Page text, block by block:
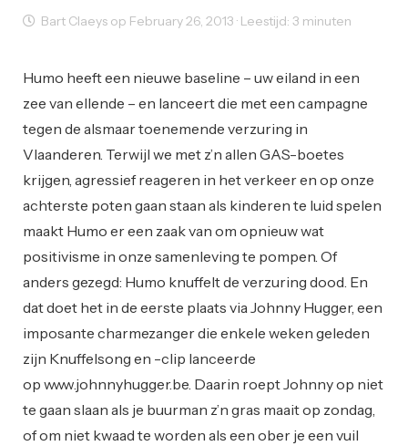
Bart Claeys op February 26, 2013 · Leestijd: 3 minuten
Humo heeft een nieuwe baseline – uw eiland in een
zee van ellende – en lanceert die met een campagne
tegen de alsmaar toenemende verzuring in
Vlaanderen. Terwijl we met z’n allen GAS-boetes
krijgen, agressief reageren in het verkeer en op onze
achterste poten gaan staan als kinderen te luid spelen
maakt Humo er een zaak van om opnieuw wat
positivisme in onze samenleving te pompen. Of
anders gezegd: Humo knuffelt de verzuring dood. En
dat doet het in de eerste plaats via Johnny Hugger, een
imposante charmezanger die enkele weken geleden
zijn Knuffelsong en -clip lanceerde
op www.johnnyhugger.be. Daarin roept Johnny op niet
te gaan slaan als je buurman z’n gras maait op zondag,
of om niet kwaad te worden als een ober je een vuil